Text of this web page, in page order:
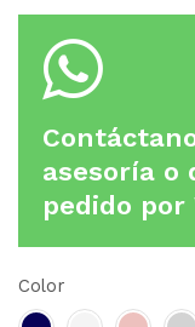
asesoría o
pedido por
Color